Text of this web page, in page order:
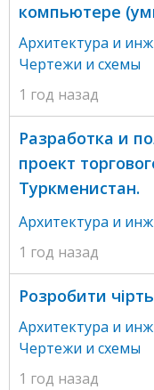
компьютере
Архитектура и
Чертежи и схемы
1 год назад
Разработка и
проект
Туркменистан.
Архитектура и
1 год назад
Розробити
Архитектура и
Чертежи и схемы
1 год назад